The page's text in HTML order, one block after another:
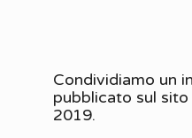
Condividiamo un
pubblicato sul sito
2019.